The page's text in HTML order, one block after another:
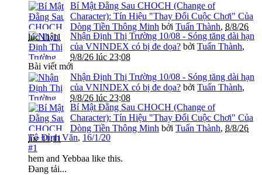
Bí Mật Đằng Sau CHOCH (Change of
Character): Tín Hiệu "Thay Đổi Cuộc Chơi" Của
Dòng Tiền Thông Minh bởi Tuấn Thành, 8/8/26
lúc 11:11
Nhận Định Thị Trường 10/08 - Sóng tăng dài hạn
của VNINDEX có bị đe dọa? bởi Tuấn Thành,
9/8/26 lúc 23:08
Bài viết mới
Nhận Định Thị Trường 10/08 - Sóng tăng dài hạn
của VNINDEX có bị đe dọa? bởi Tuấn Thành,
9/8/26 lúc 23:08
Bí Mật Đằng Sau CHOCH (Change of
Character): Tín Hiệu "Thay Đổi Cuộc Chơi" Của
Dòng Tiền Thông Minh bởi Tuấn Thành, 8/8/26
lúc 11:11
Tô Đình Văn, 16/1/20
#1
hem and Yebbaa like this.
Đang tải...